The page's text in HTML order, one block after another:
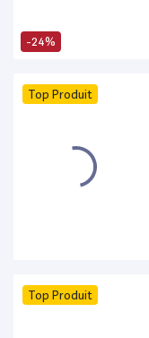
-24%
Top Produit
Top Produit